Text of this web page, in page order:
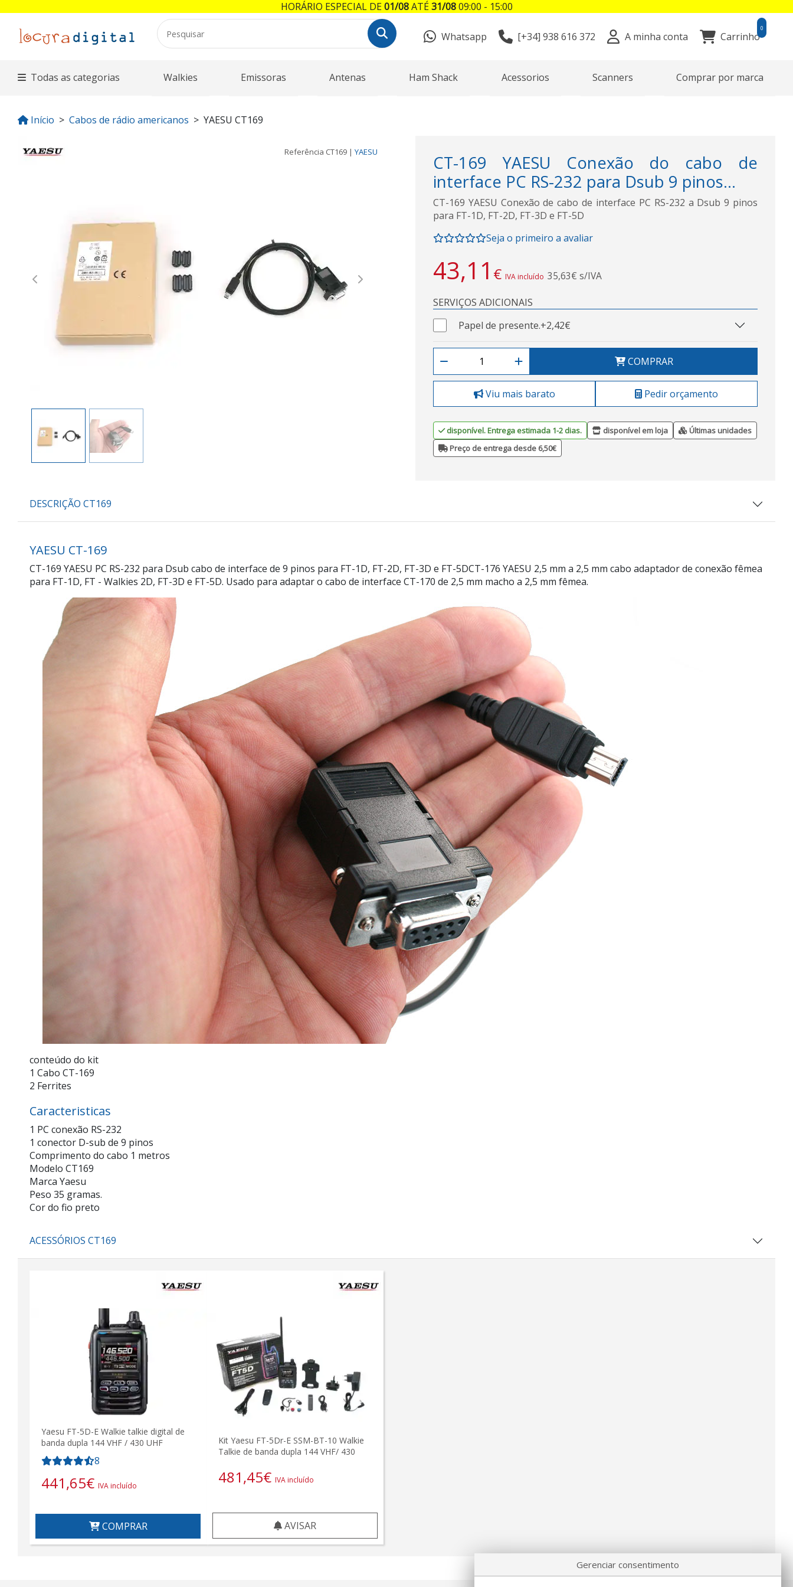
Whatsapp [+34] 938 616 372 A minha conta Carrinho
0
Todas as categorias Walkies Emissoras Antenas Ham Shack Acessorios Scanners Comprar por marca
Início Cabos de rádio americanos YAESU CT169
Referência CT169 | YAESU
Previous Next
CT-169 YAESU Conexão do cabo de
interface PC RS-232 para Dsub 9 pinos...
CT-169 YAESU Conexão de cabo de interface PC RS-232 a Dsub 9 pinos
para FT-1D, FT-2D, FT-3D e FT-5D
Seja o primeiro a avaliar
43,11 € IVA incluído 35,63€ s/IVA
SERVIÇOS ADICIONAIS
Papel de presente.+2,42€
COMPRAR
Viu mais barato Pedir orçamento
disponível. Entrega estimada 1-2 dias. disponível em loja
Últimas unidades
Preço de entrega desde 6,50€
DESCRIÇÃO CT169
YAESU CT-169
CT-169 YAESU PC RS-232 para Dsub cabo de interface de 9 pinos para FT-1D, FT-2D, FT-3D e FT-5DCT-176 YAESU 2,5 mm a 2,5 mm cabo adaptador de conexão fêmea
para FT-1D, FT - Walkies 2D, FT-3D e FT-5D. Usado para adaptar o cabo de interface CT-170 de 2,5 mm macho a 2,5 mm fêmea.
conteúdo do kit
1 Cabo CT-169
2 Ferrites
Caracteristicas
1 PC conexão RS-232
1 conector D-sub de 9 pinos
Comprimento do cabo 1 metros
Modelo CT169
Marca Yaesu
Peso 35 gramas.
Cor do fio preto
ACESSÓRIOS CT169
Yaesu FT-5D-E Walkie talkie digital de
banda dupla 144 VHF / 430 UHF
8
441,65€ IVA incluído
COMPRAR
Kit Yaesu FT-5Dr-E SSM-BT-10 Walkie
Talkie de banda dupla 144 VHF/ 430
481,45€ IVA incluído
AVISAR
Gerenciar consentimento
HORÁRIO ESPECIAL DE01/08ATÉ31/0809:00 - 15:00